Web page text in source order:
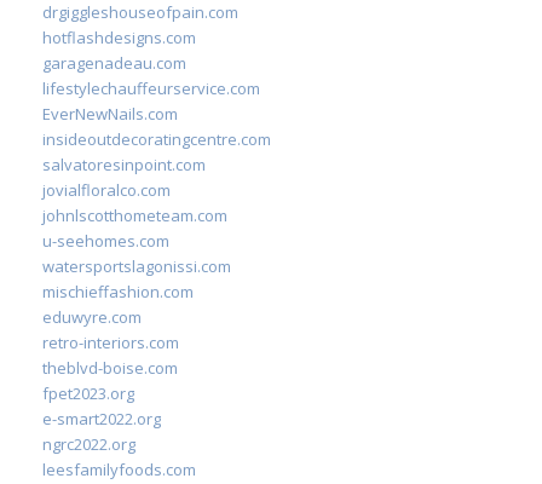
drgiggleshouseofpain.com
hotflashdesigns.com
garagenadeau.com
lifestylechauffeurservice.com
EverNewNails.com
insideoutdecoratingcentre.com
salvatoresinpoint.com
jovialfloralco.com
johnlscotthometeam.com
u-seehomes.com
watersportslagonissi.com
mischieffashion.com
eduwyre.com
retro-interiors.com
theblvd-boise.com
fpet2023.org
e-smart2022.org
ngrc2022.org
leesfamilyfoods.com